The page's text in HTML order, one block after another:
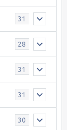
31
28
31
31
30